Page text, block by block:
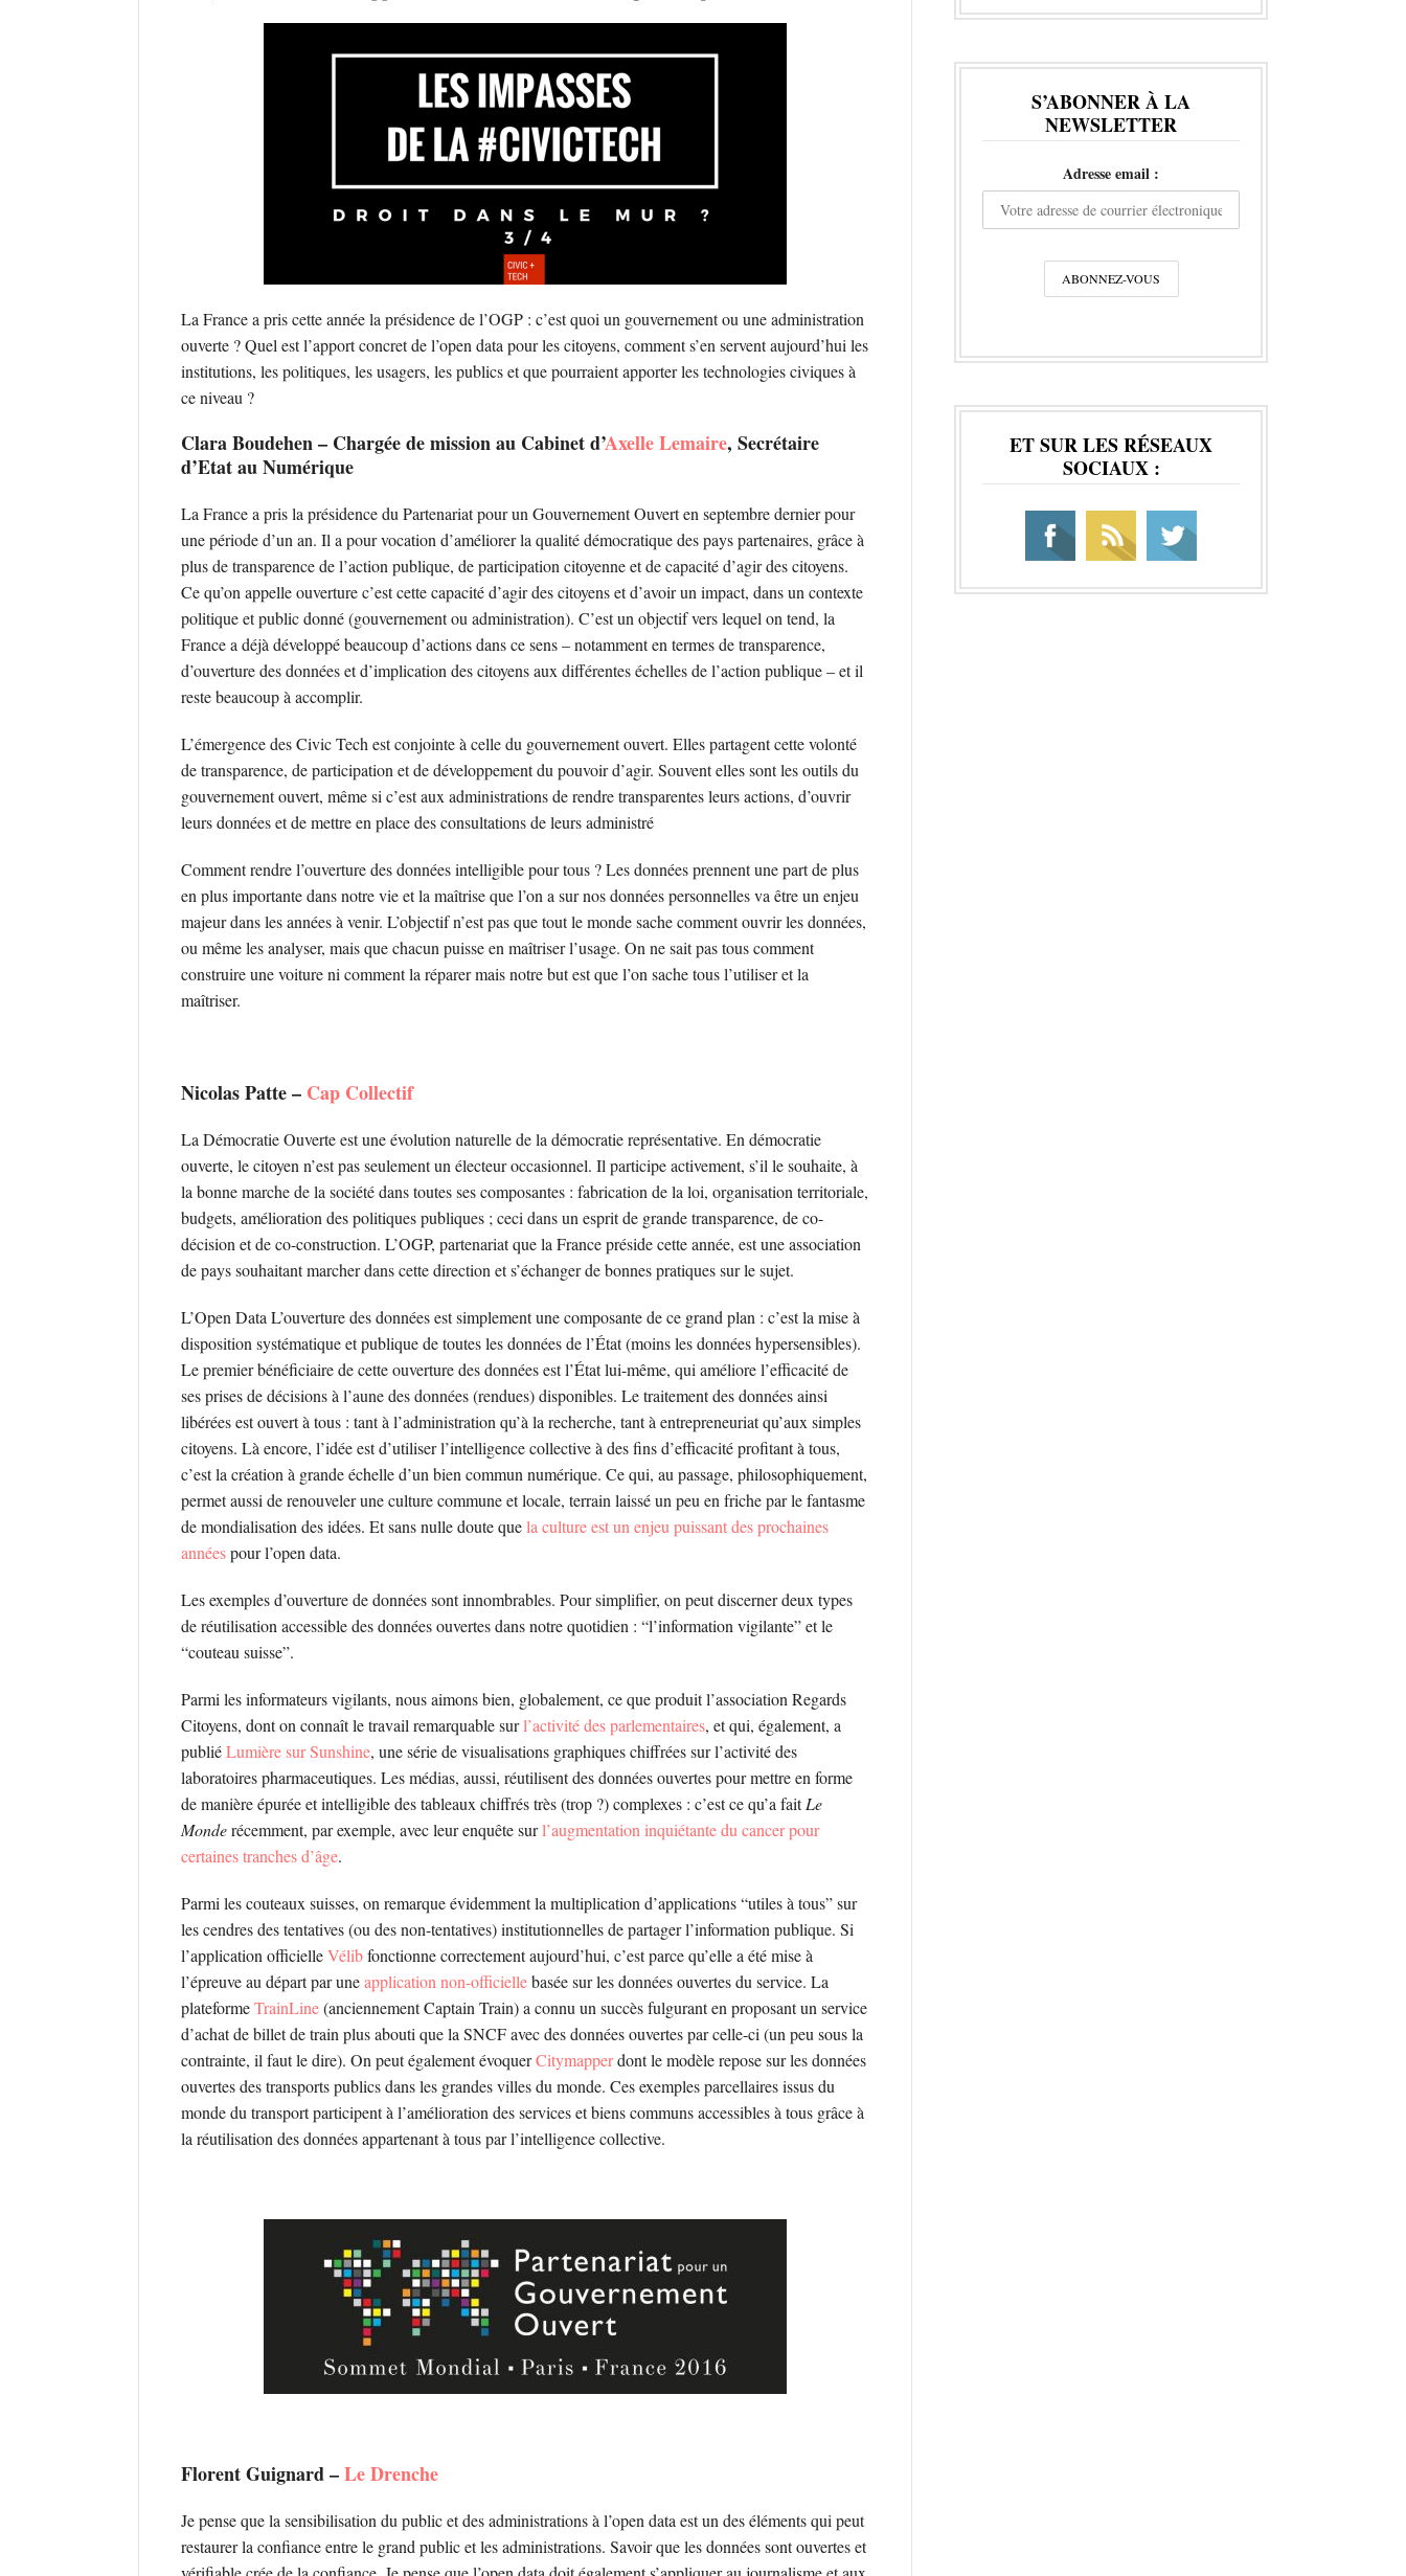
La France a pris cette année la présidence de l’OGP : c’est quoi un gouvernement ou une administration
ouverte ? Quel est l’apport concret de l’open data pour les citoyens, comment s’en servent aujourd’hui les
institutions, les politiques, les usagers, les publics et que pourraient apporter les technologies civiques à
ce niveau ?
Clara Boudehen – Chargée de mission au Cabinet d’Axelle Lemaire, Secrétaire
d’Etat au Numérique
La France a pris la présidence du Partenariat pour un Gouvernement Ouvert en septembre dernier pour
une période d’un an. Il a pour vocation d’améliorer la qualité démocratique des pays partenaires, grâce à
plus de transparence de l’action publique, de participation citoyenne et de capacité d’agir des citoyens.
Ce qu’on appelle ouverture c’est cette capacité d’agir des citoyens et d’avoir un impact, dans un contexte
politique et public donné (gouvernement ou administration). C’est un objectif vers lequel on tend, la
France a déjà développé beaucoup d’actions dans ce sens – notamment en termes de transparence,
d’ouverture des données et d’implication des citoyens aux différentes échelles de l’action publique – et il
reste beaucoup à accomplir.
L’émergence des Civic Tech est conjointe à celle du gouvernement ouvert. Elles partagent cette volonté
de transparence, de participation et de développement du pouvoir d’agir. Souvent elles sont les outils du
gouvernement ouvert, même si c’est aux administrations de rendre transparentes leurs actions, d’ouvrir
leurs données et de mettre en place des consultations de leurs administré
Comment rendre l’ouverture des données intelligible pour tous ? Les données prennent une part de plus
en plus importante dans notre vie et la maîtrise que l’on a sur nos données personnelles va être un enjeu
majeur dans les années à venir. L’objectif n’est pas que tout le monde sache comment ouvrir les données,
ou même les analyser, mais que chacun puisse en maîtriser l’usage. On ne sait pas tous comment
construire une voiture ni comment la réparer mais notre but est que l’on sache tous l’utiliser et la
maîtriser.
Nicolas Patte – Cap Collectif
La Démocratie Ouverte est une évolution naturelle de la démocratie représentative. En démocratie
ouverte, le citoyen n’est pas seulement un électeur occasionnel. Il participe activement, s’il le souhaite, à
la bonne marche de la société dans toutes ses composantes : fabrication de la loi, organisation territoriale,
budgets, amélioration des politiques publiques ; ceci dans un esprit de grande transparence, de co-
décision et de co-construction. L’OGP, partenariat que la France préside cette année, est une association
de pays souhaitant marcher dans cette direction et s’échanger de bonnes pratiques sur le sujet.
L’Open Data L’ouverture des données est simplement une composante de ce grand plan : c’est la mise à
disposition systématique et publique de toutes les données de l’État (moins les données hypersensibles).
Le premier bénéficiaire de cette ouverture des données est l’État lui-même, qui améliore l’efficacité de
ses prises de décisions à l’aune des données (rendues) disponibles. Le traitement des données ainsi
libérées est ouvert à tous : tant à l’administration qu’à la recherche, tant à entrepreneuriat qu’aux simples
citoyens. Là encore, l’idée est d’utiliser l’intelligence collective à des fins d’efficacité profitant à tous,
c’est la création à grande échelle d’un bien commun numérique. Ce qui, au passage, philosophiquement,
permet aussi de renouveler une culture commune et locale, terrain laissé un peu en friche par le fantasme
de mondialisation des idées. Et sans nulle doute quela culture est un enjeu puissant des prochaines
annéespour l’open data.
Les exemples d’ouverture de données sont innombrables. Pour simplifier, on peut discerner deux types
de réutilisation accessible des données ouvertes dans notre quotidien : “l’information vigilante” et le
“couteau suisse”.
Parmi les informateurs vigilants, nous aimons bien, globalement, ce que produit l’association Regards
Citoyens, dont on connaît le travail remarquable surl’activité des parlementaires, et qui, également, a
publiéLumière sur Sunshine, une série de visualisations graphiques chiffrées sur l’activité des
laboratoires pharmaceutiques. Les médias, aussi, réutilisent des données ouvertes pour mettre en forme
de manière épurée et intelligible des tableaux chiffrés très (trop ?) complexes : c’est ce qu’a faitLe
Monderécemment, par exemple, avec leur enquête surl’augmentation inquiétante du cancer pour
certaines tranches d’âge.
Parmi les couteaux suisses, on remarque évidemment la multiplication d’applications “utiles à tous” sur
les cendres des tentatives (ou des non-tentatives) institutionnelles de partager l’information publique. Si
l’application officielleVélibfonctionne correctement aujourd’hui, c’est parce qu’elle a été mise à
l’épreuve au départ par uneapplication non-officiellebasée sur les données ouvertes du service. La
plateformeTrainLine(anciennement Captain Train) a connu un succès fulgurant en proposant un service
d’achat de billet de train plus abouti que la SNCF avec des données ouvertes par celle-ci (un peu sous la
contrainte, il faut le dire). On peut également évoquerCitymapperdont le modèle repose sur les données
ouvertes des transports publics dans les grandes villes du monde. Ces exemples parcellaires issus du
monde du transport participent à l’amélioration des services et biens communs accessibles à tous grâce à
la réutilisation des données appartenant à tous par l’intelligence collective.
Florent Guignard –Le Drenche
Je pense que la sensibilisation du public et des administrations à l’open data est un des éléments qui peut
restaurer la confiance entre le grand public et les administrations. Savoir que les données sont ouvertes et
S’ABONNER À LA
NEWSLETTER
Adresse email :
ET SUR LES RÉSEAUX
SOCIAUX :